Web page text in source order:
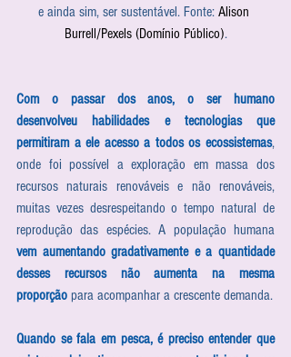
e ainda sim, ser sustentável. Fonte: Alison
Burrell/Pexels (Domínio Público).
Com o passar dos anos, o ser humano
desenvolveu habilidades e tecnologias que
permitiram a ele acesso a todos os ecossistemas,
onde foi possível a exploração em massa dos
recursos naturais renováveis e não renováveis,
muitas vezes desrespeitando o tempo natural de
vem aumentando gradativamente e a quantidade
desses recursos não aumenta na mesma
proporção para acompanhar a crescente demanda.
Quando se fala em pesca, é preciso entender que